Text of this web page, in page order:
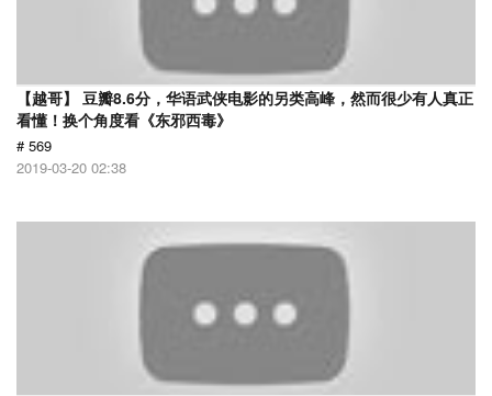
【越哥】 豆瓣8.6分，华语武侠电影的另类高峰，然而很少有人真正
看懂！换个角度看《东邪西毒》
# 569
2019-03-20 02:38